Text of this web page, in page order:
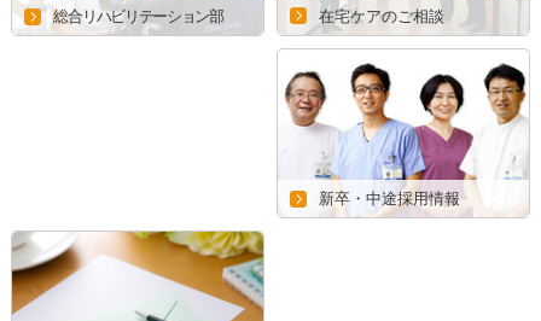
総合リハビリテーション部 在宅ケアのご相談
新卒・中途採用情報